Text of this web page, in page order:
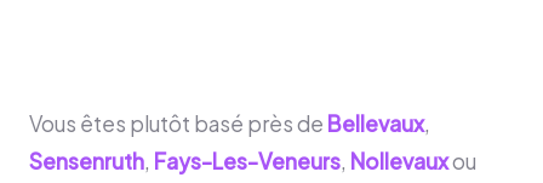
Vous êtes plutôt basé près de Bellevaux,
Sensenruth, Fays-Les-Veneurs, Nollevauxou